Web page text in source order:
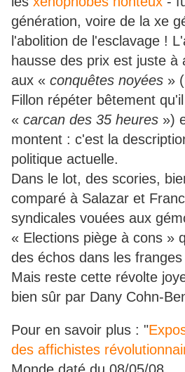
génération, voire de la xe
l'abolition de l'esclavage !
hausse des prix est juste à
aux « conquêtes noyées »
Fillon répéter bêtement
« carcan des 35 heures »)
montent : c'est la
politique actuelle.
Dans le lot, des scories,
comparé à Salazar et
syndicales vouées aux
« Elections piège à cons »
des échos dans les
Mais reste cette révolte
bien sûr par Dany Cohn-
Pour en savoir plus : "
des affichistes
Monde daté du 08/05/08